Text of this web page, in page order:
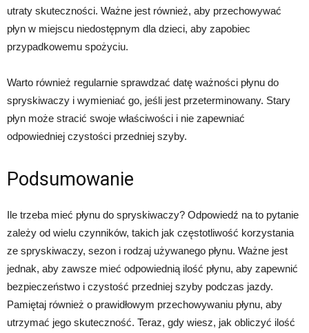
utraty skuteczności. Ważne jest również, aby przechowywać
płyn w miejscu niedostępnym dla dzieci, aby zapobiec
przypadkowemu spożyciu.
Warto również regularnie sprawdzać datę ważności płynu do
spryskiwaczy i wymieniać go, jeśli jest przeterminowany. Stary
płyn może stracić swoje właściwości i nie zapewniać
odpowiedniej czystości przedniej szyby.
Podsumowanie
Ile trzeba mieć płynu do spryskiwaczy? Odpowiedź na to pytanie
zależy od wielu czynników, takich jak częstotliwość korzystania
ze spryskiwaczy, sezon i rodzaj używanego płynu. Ważne jest
jednak, aby zawsze mieć odpowiednią ilość płynu, aby zapewnić
bezpieczeństwo i czystość przedniej szyby podczas jazdy.
Pamiętaj również o prawidłowym przechowywaniu płynu, aby
utrzymać jego skuteczność. Teraz, gdy wiesz, jak obliczyć ilość